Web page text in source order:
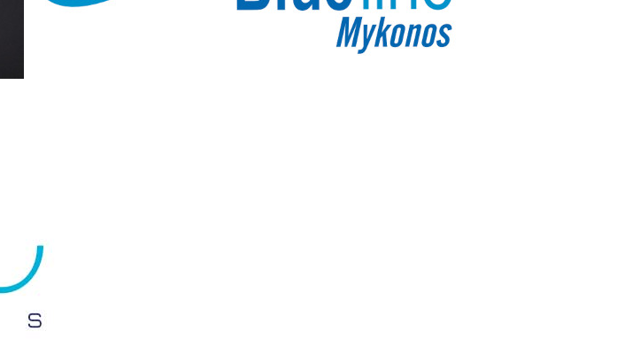
miss out!
for our newsletter to stay in the loop.